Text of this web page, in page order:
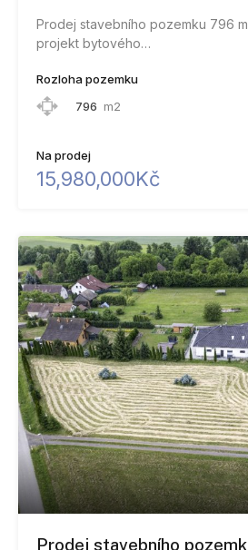
Prodej stavebního pozemku 796
projekt bytového…
Rozloha pozemku
796 m2
Na prodej
15,980,000Kč
Prodej stavebního